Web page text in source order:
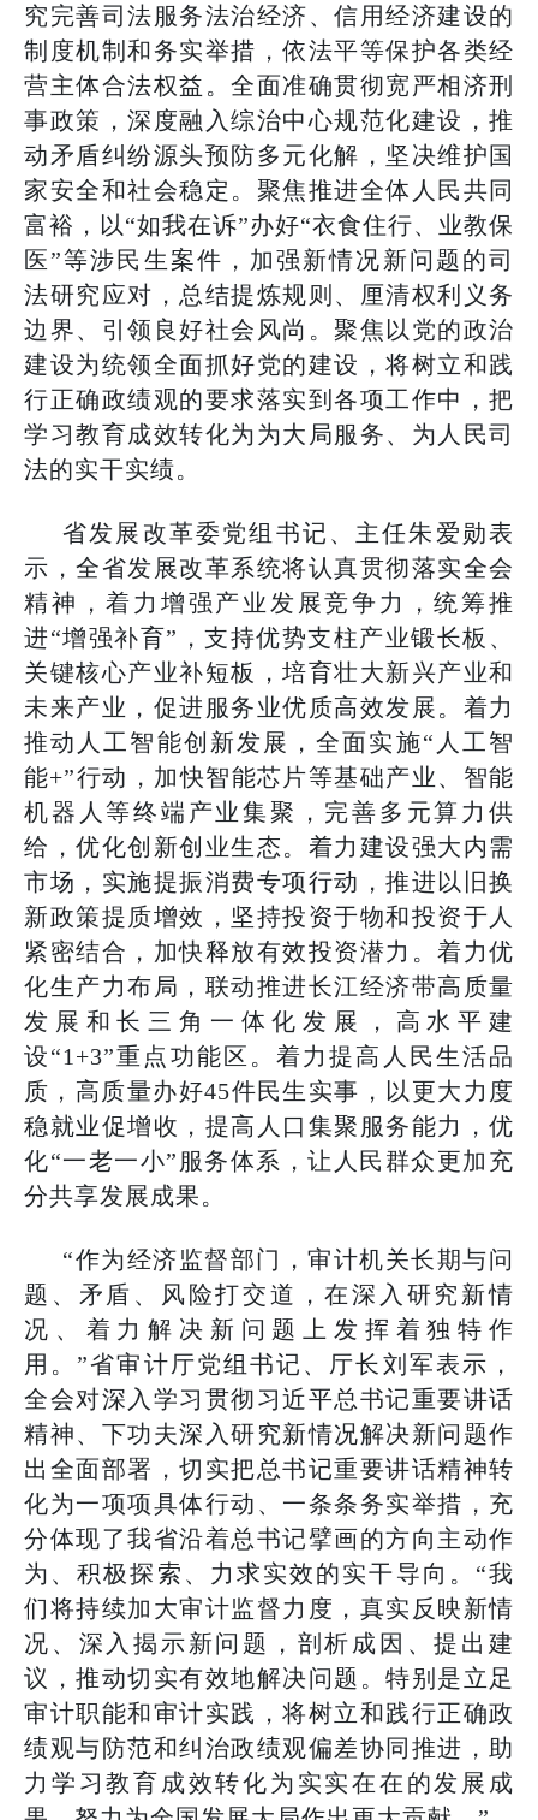
究完善司法服务法治经济、信用经济建设的
制度机制和务实举措，依法平等保护各类经
营主体合法权益。全面准确贯彻宽严相济刑
事政策，深度融入综治中心规范化建设，推
动矛盾纠纷源头预防多元化解，坚决维护国
家安全和社会稳定。聚焦推进全体人民共同
富裕，以“如我在诉”办好“衣食住行、业教保
医”等涉民生案件，加强新情况新问题的司
法研究应对，总结提炼规则、厘清权利义务
边界、引领良好社会风尚。聚焦以党的政治
建设为统领全面抓好党的建设，将树立和践
行正确政绩观的要求落实到各项工作中，把
学习教育成效转化为为大局服务、为人民司
法的实干实绩。
省发展改革委党组书记、主任朱爱勋表
示，全省发展改革系统将认真贯彻落实全会
精神，着力增强产业发展竞争力，统筹推
进“增强补育”，支持优势支柱产业锻长板、
关键核心产业补短板，培育壮大新兴产业和
未来产业，促进服务业优质高效发展。着力
推动人工智能创新发展，全面实施“人工智
能+”行动，加快智能芯片等基础产业、智能
机器人等终端产业集聚，完善多元算力供
给，优化创新创业生态。着力建设强大内需
市场，实施提振消费专项行动，推进以旧换
新政策提质增效，坚持投资于物和投资于人
紧密结合，加快释放有效投资潜力。着力优
化生产力布局，联动推进长江经济带高质量
发展和长三角一体化发展，高水平建
设“1+3”重点功能区。着力提高人民生活品
质，高质量办好45件民生实事，以更大力度
稳就业促增收，提高人口集聚服务能力，优
化“一老一小”服务体系，让人民群众更加充
分共享发展成果。
“作为经济监督部门，审计机关长期与问
题、矛盾、风险打交道，在深入研究新情
况、着力解决新问题上发挥着独特作
用。”省审计厅党组书记、厅长刘军表示，
全会对深入学习贯彻习近平总书记重要讲话
精神、下功夫深入研究新情况解决新问题作
出全面部署，切实把总书记重要讲话精神转
化为一项项具体行动、一条条务实举措，充
分体现了我省沿着总书记擘画的方向主动作
为、积极探索、力求实效的实干导向。“我
们将持续加大审计监督力度，真实反映新情
况、深入揭示新问题，剖析成因、提出建
议，推动切实有效地解决问题。特别是立足
审计职能和审计实践，将树立和践行正确政
绩观与防范和纠治政绩观偏差协同推进，助
力学习教育成效转化为实实在在的发展成